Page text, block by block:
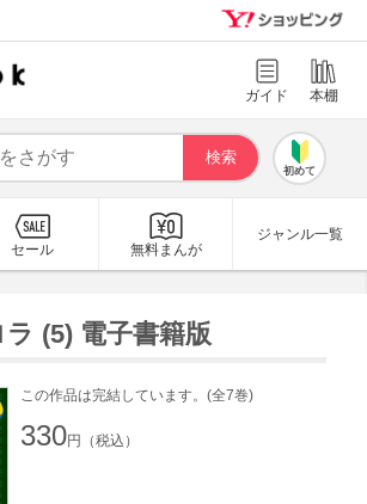
ガイド 本棚
初めて
セール 無料まんが
ジャンル一覧
(5) 電子書籍版
この作品は完結しています。(全7巻)
330円（税込）